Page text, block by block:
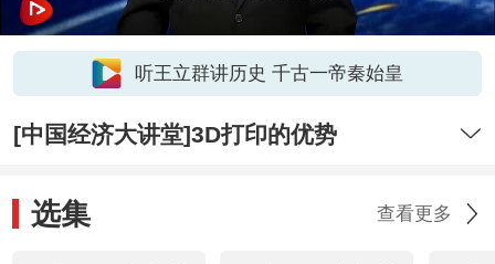
听王立群讲历史 千古一帝秦始皇
[中国经济大讲堂]3D打印的优势
选集 查看更多